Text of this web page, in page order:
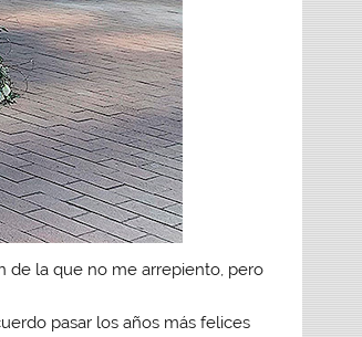
de la que no me arrepiento, pero
pasar los años más felices